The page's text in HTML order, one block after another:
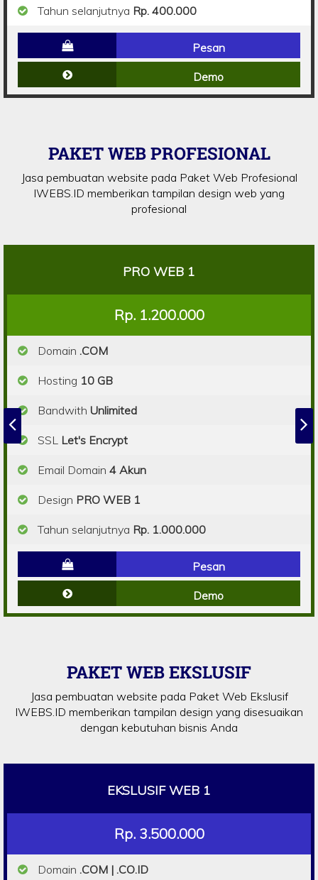
Tahun selanjutnya Rp. 400.000
Pesan
Demo
PAKET WEB PROFESIONAL
Jasa pembuatan website pada Paket Web Profesional
IWEBS.ID memberikan tampilan design web yang
profesional
PRO WEB 1
Rp. 1.200.000
Domain .COM
Hosting 10 GB
Bandwith Unlimited
SSL Let's Encrypt
Email Domain 4 Akun
Design PRO WEB 1
Tahun selanjutnya Rp. 1.000.000
Pesan
Demo
PAKET WEB EKSLUSIF
Jasa pembuatan website pada Paket Web Ekslusif
IWEBS.ID memberikan tampilan design yang disesuaikan
dengan kebutuhan bisnis Anda
EKSLUSIF WEB 1
Rp. 3.500.000
Domain .COM | .CO.ID